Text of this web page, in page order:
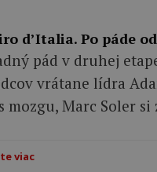
d’Italia. Po páde
pád v druhej
vrátane lídra
Marc Soler
viac